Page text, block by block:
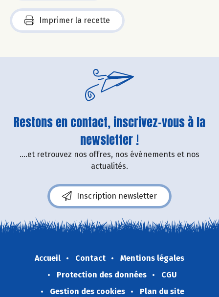
Imprimer la recette
Restons en contact, inscrivez-vous à la
newsletter !
....et retrouvez nos offres, nos événements et nos
actualités.
Inscription newsletter
Accueil Contact
Mentions légales
Protection des données
CGU
Gestion des cookies
Plan du site